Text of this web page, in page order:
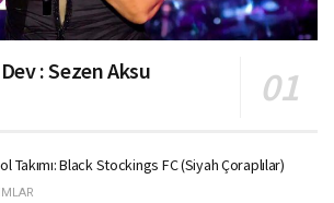
Dev : Sezen Aksu
Takımı: Black Stockings FC (Siyah Çoraplılar)